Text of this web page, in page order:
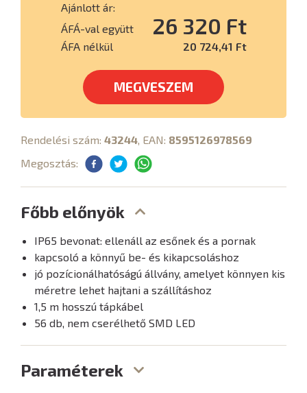
Ajánlott ár:
ÁFÁ-val együtt
26 320 Ft
ÁFA nélkül 20 724,41 Ft
MEGVESZEM
Rendelési szám: 43244, EAN: 8595126978569
Megosztás:
Főbb előnyök
IP65 bevonat: ellenáll az esőnek és a pornak
kapcsoló a könnyű be- és kikapcsoláshoz
jó pozícionálhatóságú állvány, amelyet könnyen kis
méretre lehet hajtani a szállításhoz
1,5 m hosszú tápkábel
56 db, nem cserélhető SMD LED
Paraméterek